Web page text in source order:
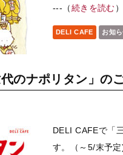
---（続きを読む
DELI CAFE お知
のナポリタン」の
DELI CAFEで「
す。（～5/末予